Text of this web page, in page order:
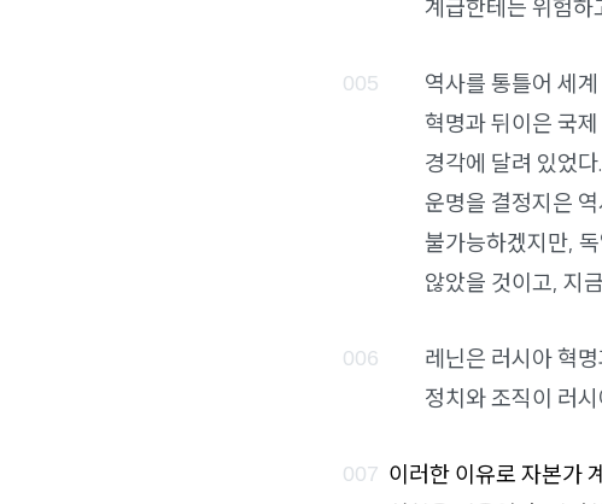
계급한테는 위험하
역사를 통틀어 세
혁명과 뒤이은 국
경각에 달려 있었
운명을 결정지은
불가능하겠지만,
않았을 것이고, 지
레닌은 러시아 혁
정치와 조직이 러
이러한 이유로 자본가